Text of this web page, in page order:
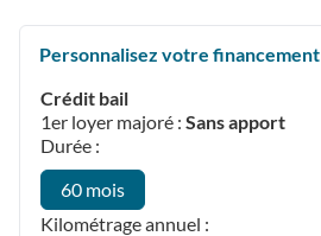
Personnalisez votre financement
Crédit bail
1er loyer majoré : Sans apport
Durée :
60 mois
Kilométrage annuel :